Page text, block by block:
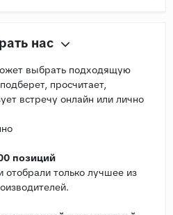
нас
выбрать подходящую
просчитает,
встречу онлайн или лично
позиций
только лучшее из